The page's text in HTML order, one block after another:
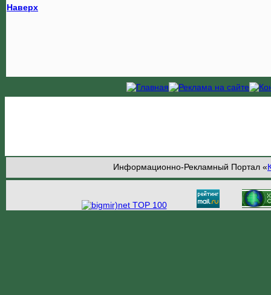
Наверх
Информационно-Рекламный Портал «